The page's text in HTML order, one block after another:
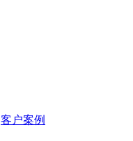
客户案例